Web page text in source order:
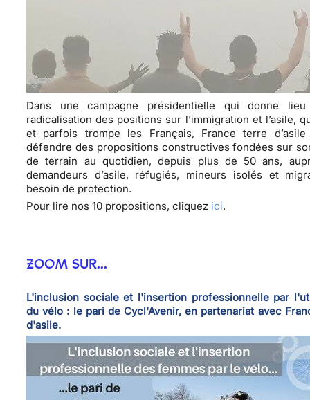
Dans une campagne présidentielle qui donne
radicalisation des positions sur l’immigration et l’asile,
et parfois trompe les Français, France terre d’asile
défendre des propositions constructives fondées sur
de terrain au quotidien, depuis plus de 50 ans,
demandeurs d’asile, réfugiés, mineurs isolés et
besoin de protection.
Pour lire nos 10 propositions, cliquez ici.
ZOOM SUR...
L'inclusion sociale et l'insertion professionnelle par
du vélo : le pari de Cycl'Avenir, en partenariat avec
d'asile.